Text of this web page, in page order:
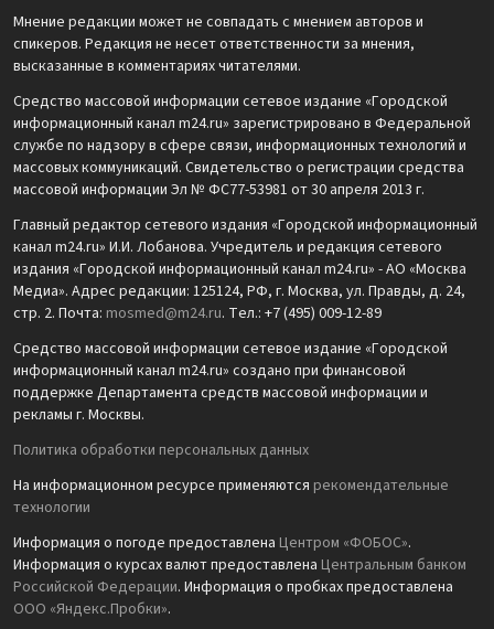
Мнение редакции может не совпадать с мнением авторов и
спикеров. Редакция не несет ответственности за мнения,
высказанные в комментариях читателями.
Средство массовой информации сетевое издание «Городской
информационный канал m24.ru» зарегистрировано в Федеральной
службе по надзору в сфере связи, информационных технологий и
массовых коммуникаций. Свидетельство о регистрации средства
массовой информации Эл № ФС77-53981 от 30 апреля 2013 г.
Главный редактор сетевого издания «Городской информационный
канал m24.ru» И.И. Лобанова. Учредитель и редакция сетевого
издания «Городской информационный канал m24.ru» - АО «Москва
Медиа». Адрес редакции: 125124, РФ, г. Москва, ул. Правды, д. 24,
стр. 2. Почта: mosmed@m24.ru. Тел.: +7 (495) 009-12-89
Средство массовой информации сетевое издание «Городской
информационный канал m24.ru» создано при финансовой
поддержке Департамента средств массовой информации и
рекламы г. Москвы.
Политика обработки персональных данных
На информационном ресурсе применяются рекомендательные
технологии
Информация о погоде предоставлена Центром «ФОБОС».
Информация о курсах валют предоставлена Центральным банком
Российской Федерации. Информация о пробках предоставлена
ООО «Яндекс.Пробки».